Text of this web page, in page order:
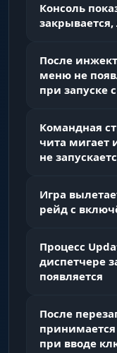
Box
Health
Tier helmet
детальная
выбор режима
Консоль
После
меню не
при запуске
Командная
чита мигает
не
Игра
рейд с
Процесс
диспетчере
появляется
После
при вводе